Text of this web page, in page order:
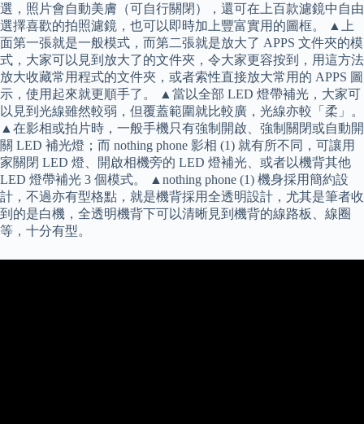
選，照片會自動美膚（可自行關閉），還可在上百款濾鏡中自由
選擇喜歡的拍照濾鏡，也可以即時加上豐富實用的圖框。 ▲上
面第一張就是一般模式，而第二張就是放大了 APPS 文件夾的模
式，大家可以見到放大了的文件夾，令大家更容按到，用這方法
放大收藏常用程式的文件夾，或者索性直接放大常用的 APPS 圖
示，使用起來就更順手了。 ▲當以全部 LED 燈帶補光，大家可
以見到光線雖然較弱，但覆蓋範圍就比較廣，光線亦較「柔」。
▲在影相或拍片時，一般手機只有強制開啟、強制關閉或自動開
關 LED 補光燈；而 nothing phone 影相 (1) 就有所不同，可讓用
家關閉 LED 燈、開啟相機旁的 LED 燈補光、或者以機背其他
LED 燈帶補光 3 個模式。 ▲nothing phone (1) 機身採用簡約設
計，不過亦有型格點，就是機背採用全透明設計，尤其是筆者收
到的是白機，全透明機背下可以清晰見到機背的線路板、線圈
等，十分有型。